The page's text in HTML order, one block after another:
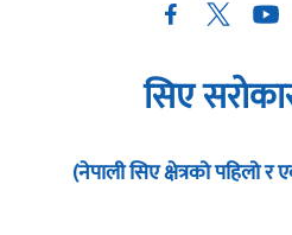
सिए
(नेपाली सिए क्षेत्रको पहिलो र